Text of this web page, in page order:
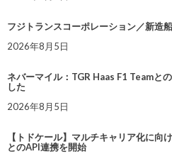
フジトランスコーポレーション／新造
2026年8月5日
ネバーマイル：TGR Haas F1 Teamと
した
2026年8月5日
【トドケール】マルチキャリア化に
とのAPI連携を開始